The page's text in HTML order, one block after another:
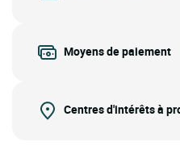
Moyens de paiement
Centres d'intérêts à